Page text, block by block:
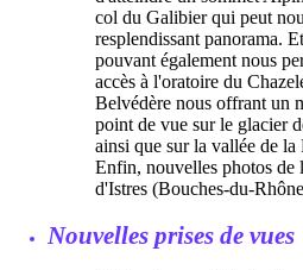
col du Galibier qui peut
resplendissant panorama.
pouvant également nous
accès à l'oratoire du
Belvédère nous offrant un
point de vue sur le glacier
ainsi que sur la vallée de la
Enfin, nouvelles photos de
d'Istres (Bouches-du-
Nouvelles prises de vues